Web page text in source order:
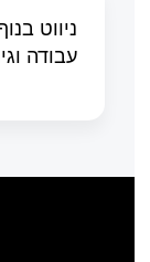
ניווט
עבודה